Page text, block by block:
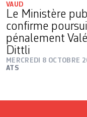
VAUD
Le Ministère
confirme
pénalement
Dittli
MERCREDI 8 OCTOBRE
ATS